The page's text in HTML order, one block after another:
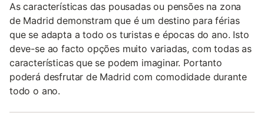
As características das pousadas ou pensões na zona
de Madrid demonstram que é um destino para férias
que se adapta a todo os turistas e épocas do ano. Isto
deve-se ao facto opções muito variadas, com todas as
características que se podem imaginar. Portanto
poderá desfrutar de Madrid com comodidade durante
todo o ano.